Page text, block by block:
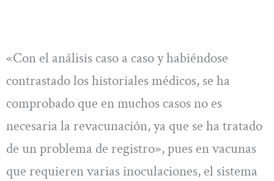
«Con el análisis caso a caso y habiéndose
contrastado los historiales médicos, se ha
comprobado que en muchos casos no es
necesaria la revacunación, ya que se ha tratado
de un problema de registro», pues en vacunas
que requieren varias inoculaciones, el sistema